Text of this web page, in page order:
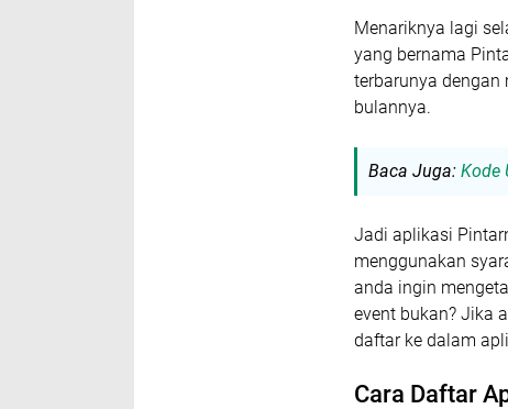
Menariknya lagi
yang bernama
terbarunya dengan
bulannya.
Baca Juga: Kode
Jadi aplikasi
menggunakan
anda ingin
event bukan? Jika
daftar ke dalam
Cara Daftar